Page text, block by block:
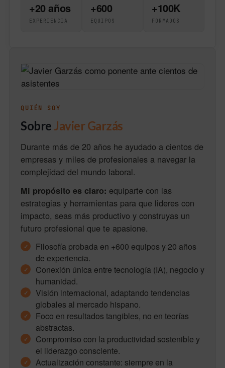
+20 años
EXPERIENCIA
+600
EQUIPOS
+100K
FORMADOS
QUIÉN SOY
Sobre Javier Garzás
Durante más de 20 años he ayudado a cientos de
empresas y miles de profesionales a navegar la
complejidad del mundo laboral.
Mi propósito es claro: equiparte con las
estrategias y herramientas para que lideres con
impacto, seas más productivo y construyas un
futuro profesional que te apasione.
Filosofía probada en +600 equipos y 20 años
de experiencia.
Conexión única entre tecnología (IA), negocio y
humanidad.
Visión internacional, adaptando tendencias
globales al mercado hispano.
Foco en resultados tangibles, no en teorías
abstractas.
Compromiso con la productividad sostenible y
el liderazgo consciente.
Actualización constante: siempre en la